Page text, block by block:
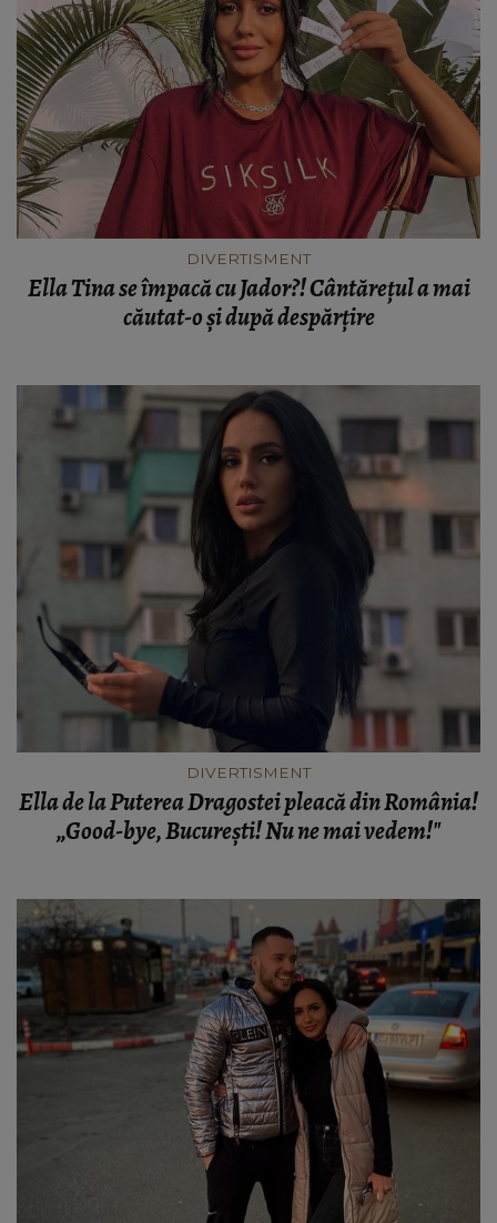
DIVERTISMENT
Ella Tina se împacă cu Jador?! Cântărețul a mai
căutat-o și după despărțire
DIVERTISMENT
Ella de la Puterea Dragostei pleacă din România!
„Good-bye, București! Nu ne mai vedem!"